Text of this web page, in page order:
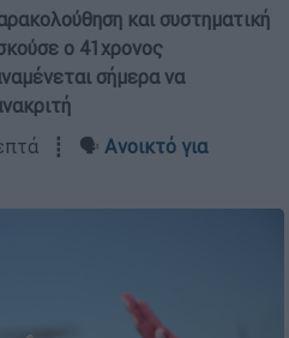
και συστηματική
ο 41χρονος
σήμερα να
┋ 🗣️ Ανοικτό για